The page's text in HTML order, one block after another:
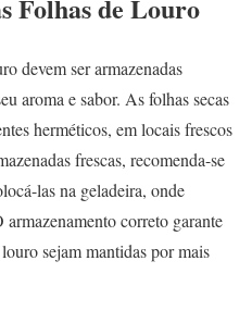
Folhas de Louro
devem ser armazenadas
aroma e sabor. As folhas secas
herméticos, em locais frescos
frescas, recomenda-se
las na geladeira, onde
correto garante
sejam mantidas por mais